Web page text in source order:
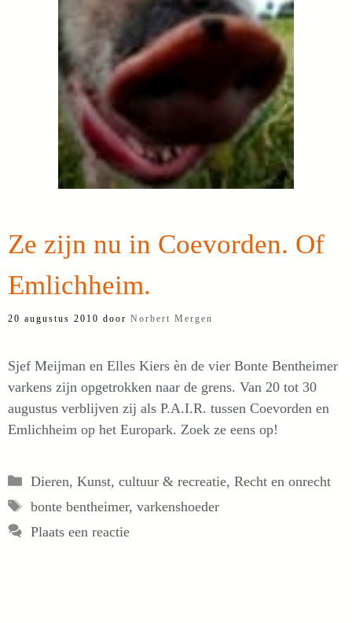
Ze zijn nu in Coevorden. Of
Emlichheim.
20 augustus 2010 door Norbert Mergen
Sjef Meijman en Elles Kiers èn de vier Bonte Bentheimer
varkens zijn opgetrokken naar de grens. Van 20 tot 30
augustus verblijven zij als P.A.I.R. tussen Coevorden en
Emlichheim op het Europark. Zoek ze eens op!
Categorieën
Dieren, Kunst, cultuur & recreatie, Recht en onrecht
Tags
bonte bentheimer, varkenshoeder
Plaats een reactie